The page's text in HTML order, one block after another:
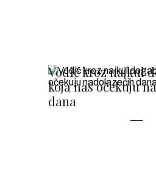
Vodič kroz najkul
koja nas očekuju
dana